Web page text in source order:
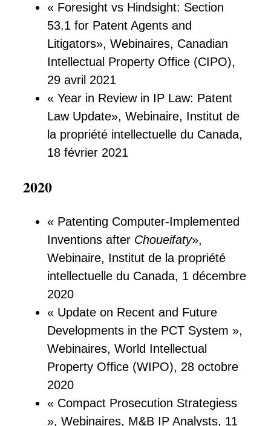
« Foresight vs Hindsight: Section
53.1 for Patent Agents and
Litigators», Webinaires, Canadian
Intellectual Property Office (CIPO),
29 avril 2021
« Year in Review in IP Law: Patent
Law Update», Webinaire, Institut de
la propriété intellectuelle du Canada,
18 février 2021
2020
« Patenting Computer-Implemented
Inventions after Choueifaty»,
Webinaire, Institut de la propriété
intellectuelle du Canada, 1 décembre
2020
« Update on Recent and Future
Developments in the PCT System »,
Webinaires, World Intellectual
Property Office (WIPO), 28 octobre
2020
« Compact Prosecution Strategiess
», Webinaires, M&B IP Analysts, 11